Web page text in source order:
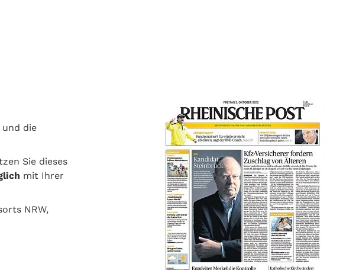
und die
Sie dieses
mit Ihrer
NRW,